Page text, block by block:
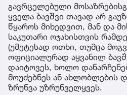
გავრცელებული
ყველა ბავშვი თავად არ
წყაროს მიხედვით, მან და
საკუთარი ოჯახისთვის
(უმეტესად ოთხი, თუმცა
ოფიციალურად აყვანილ
დაიტოვეს, ხოლო
მოუძებნეს ან ახლობლების
ზრუნვა უზრუნველყვეს.